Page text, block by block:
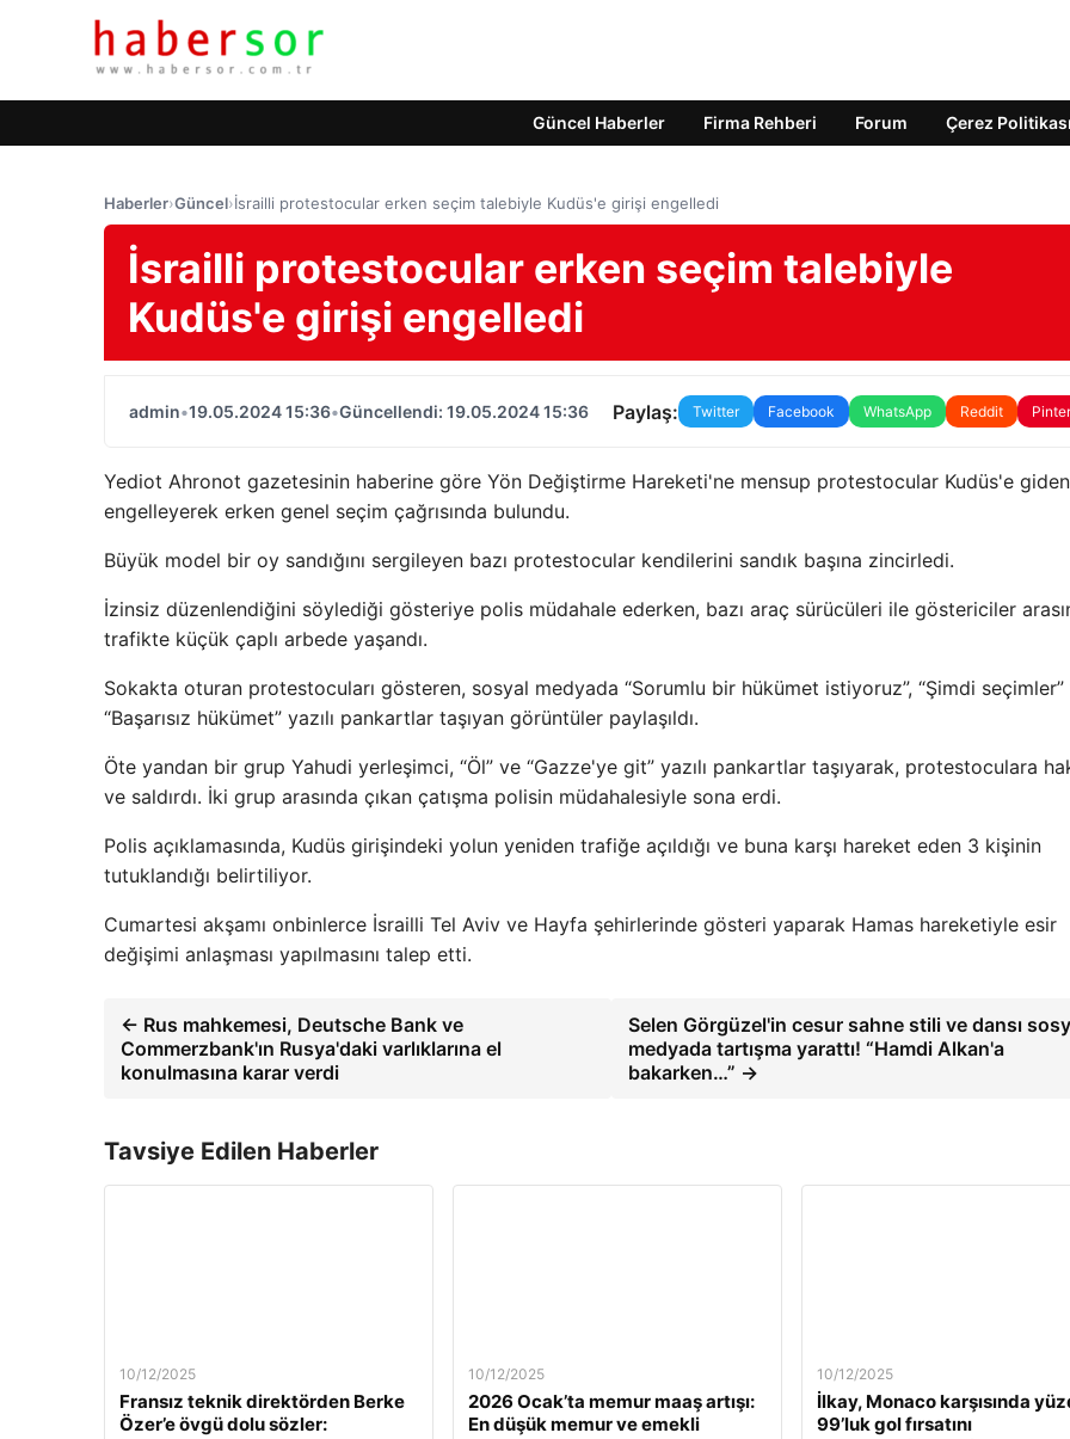
Güncel Haberler Firma Rehberi Forum Çerez Politikası
Haberler›Güncel›İsrailli protestocular erken seçim talebiyle Kudüs'e girişi engelledi
İsrailli protestocular erken seçim talebiyle
Kudüs'e girişi engelledi
admin•19.05.2024 15:36•Güncellendi: 19.05.2024 15:36 Paylaş: Twitter Facebook WhatsApp Reddit
Yediot Ahronot gazetesinin haberine göre Yön Değiştirme Hareketi'ne mensup protestocular Kudüs'e
engelleyerek erken genel seçim çağrısında bulundu.
Büyük model bir oy sandığını sergileyen bazı protestocular kendilerini sandık başına zincirledi.
İzinsiz düzenlendiğini söylediği gösteriye polis müdahale ederken, bazı araç sürücüleri ile göstericiler
trafikte küçük çaplı arbede yaşandı.
Sokakta oturan protestocuları gösteren, sosyal medyada “Sorumlu bir hükümet istiyoruz”, “Şimdi seçimler”
“Başarısız hükümet” yazılı pankartlar taşıyan görüntüler paylaşıldı.
Öte yandan bir grup Yahudi yerleşimci, “Öl” ve “Gazze'ye git” yazılı pankartlar taşıyarak, protestoculara
ve saldırdı. İki grup arasında çıkan çatışma polisin müdahalesiyle sona erdi.
Polis açıklamasında, Kudüs girişindeki yolun yeniden trafiğe açıldığı ve buna karşı hareket eden 3 kişinin
tutuklandığı belirtiliyor.
Cumartesi akşamı onbinlerce İsrailli Tel Aviv ve Hayfa şehirlerinde gösteri yaparak Hamas hareketiyle esir
değişimi anlaşması yapılmasını talep etti.
← Rus mahkemesi, Deutsche Bank ve
Commerzbank'ın Rusya'daki varlıklarına el
konulmasına karar verdi
Selen Görgüzel'in cesur sahne stili ve dansı
medyada tartışma yarattı! “Hamdi Alkan'a
bakarken…” →
Tavsiye Edilen Haberler
10/12/2025
Fransız teknik direktörden Berke
Özer’e övgü dolu sözler:
10/12/2025
2026 Ocak’ta memur maaş artışı:
En düşük memur ve emekli
10/12/2025
İlkay, Monaco karşısında
99’luk gol fırsatını